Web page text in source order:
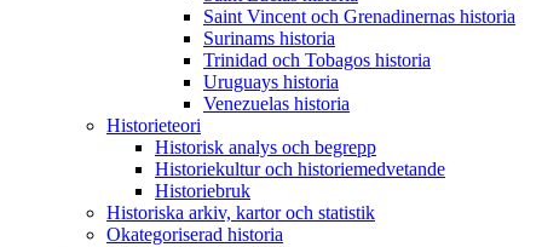
Saint Vincent och Grenadinernas historia
Surinams historia
Trinidad och Tobagos historia
Uruguays historia
Venezuelas historia
Historieteori
Historisk analys och begrepp
Historiekultur och historiemedvetande
Historiebruk
Historiska arkiv, kartor och statistik
Okategoriserad historia